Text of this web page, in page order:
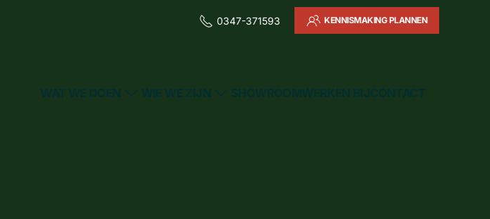
0347-371593 KENNISMAKING PLANNEN